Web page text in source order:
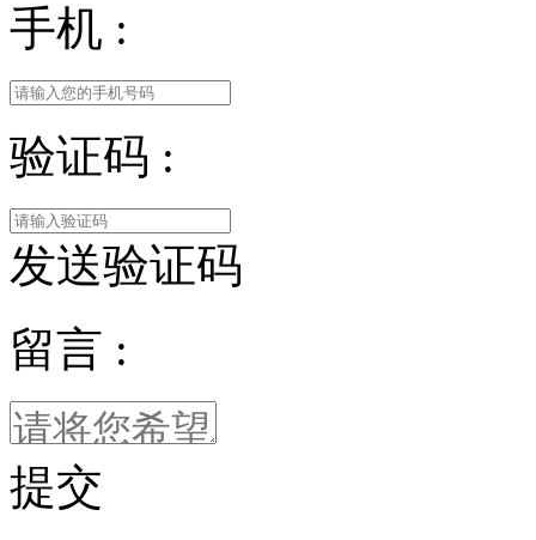
手机 :
验证码 :
发送验证码
留言 :
提交